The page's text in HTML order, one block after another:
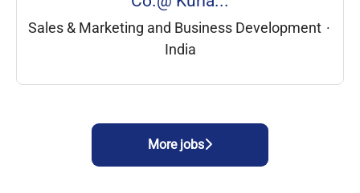
Sales & Marketing and Business Development ·
India
More jobs